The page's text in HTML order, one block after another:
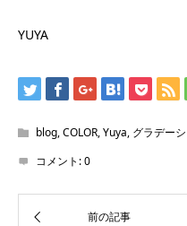
YUYA
blog,COLOR,Yuya, グラデー
コメント:0